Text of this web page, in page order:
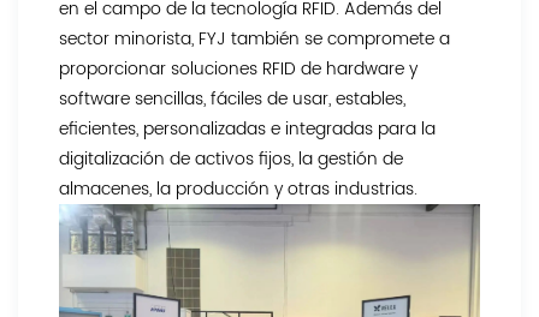
en el campo de la tecnología RFID. Además del
sector minorista, FYJ también se compromete a
proporcionar soluciones RFID de hardware y
software sencillas, fáciles de usar, estables,
eficientes, personalizadas e integradas para la
digitalización de activos fijos, la gestión de
almacenes, la producción y otras industrias.